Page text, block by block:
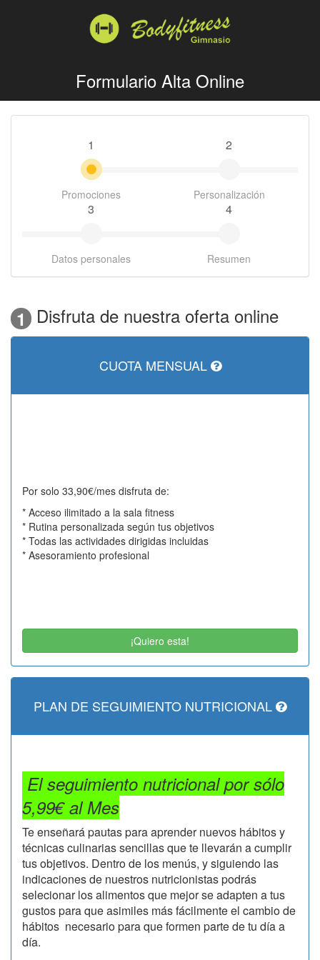
Formulario Alta Online
1
Promociones
2
Personalización
3
Datos personales
4
Resumen
1 Disfruta de nuestra oferta online
CUOTA MENSUAL
Por solo 33,90€/mes disfruta de:
* Acceso ilimitado a la sala fitness
* Rutina personalizada según tus objetivos
* Todas las actividades dirigidas incluidas
* Asesoramiento profesional
¡Quiero esta!
PLAN DE SEGUIMIENTO NUTRICIONAL
El seguimiento nutricional por sólo
5,99€ al Mes
Te enseñará pautas para aprender nuevos hábitos y
técnicas culinarias sencillas que te llevarán a cumplir
tus objetivos. Dentro de los menús, y siguiendo las
indicaciones de nuestros nutricionistas podrás
selecionar los alimentos que mejor se adapten a tus
gustos para que asimiles más fácilmente el cambio de
hábitos necesario para que formen parte de tu día a
día.